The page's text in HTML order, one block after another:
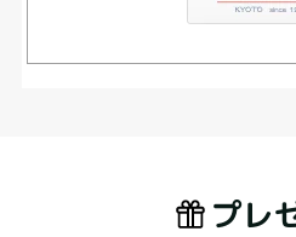
プレ